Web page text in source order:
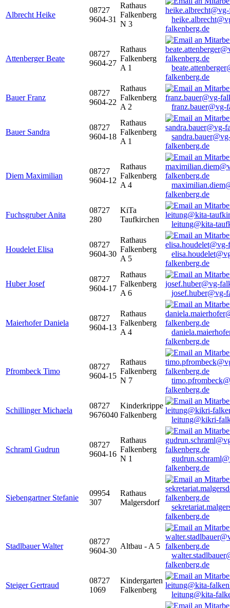
Albrecht Heike
08727
9604-31
Rathaus
Falkenberg
N 3
falkenberg.de
Attenberger Beate
08727
9604-27
Rathaus
Falkenberg
A 1
falkenberg.de
Bauer Franz
08727
9604-22
Rathaus
Falkenberg
A 2
franz.bauer@vg-
Bauer Sandra
08727
9604-18
Rathaus
Falkenberg
A 1
falkenberg.de
Diem Maximilian
08727
9604-12
Rathaus
Falkenberg
A 4
falkenberg.de
Fuchsgruber Anita
08727
280
KiTa
Taufkirchen
leitung@kita-
Houdelet Elisa
08727
9604-30
Rathaus
Falkenberg
A 5
falkenberg.de
Huber Josef
08727
9604-17
Rathaus
Falkenberg
A 6
josef.huber@vg-
Maierhofer Daniela
08727
9604-13
Rathaus
Falkenberg
A 4
falkenberg.de
Pfrombeck Timo
08727
9604-15
Rathaus
Falkenberg
N 7
falkenberg.de
Schillinger Michaela
08727
9676040
Kinderkrippe
Falkenberg
leitung@kikri-
Schraml Gudrun
08727
9604-16
Rathaus
Falkenberg
N 1
falkenberg.de
Siebengartner Stefanie
09954
307
Rathaus
Malgersdorf
falkenberg.de
Stadlbauer Walter
08727
9604-30
Altbau - A 5
falkenberg.de
Steiger Gertraud
08727
1069
Kindergarten
Falkenberg
leitung@kita-